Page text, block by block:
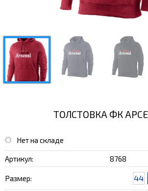
ТОЛСТОВКА ФК
Нет на складе
Артикул: 8768
Размер: 44